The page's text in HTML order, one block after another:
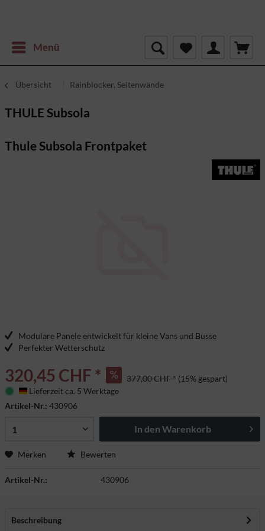
Menü
Übersicht Rainblocker, Seitenwände
THULE Subsola
Thule Subsola Frontpaket
Modulare Panele entwickelt für kleine Vans und Busse
Perfekter Wetterschutz
320,45 CHF * 377,00 CHF * (15% gespart)
Deutschland
Lieferzeit ca. 5 Werktage
Artikel-Nr.: 430906
In den Warenkorb
Merken Bewerten
Artikel-Nr.: 430906
Beschreibung